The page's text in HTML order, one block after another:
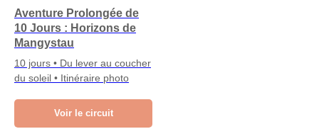
Aventure Prolongée de
10 Jours : Horizons de
Mangystau
10 jours • Du lever au coucher
du soleil • Itinéraire photo
Voir le circuit